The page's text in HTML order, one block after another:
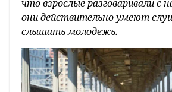
что взрослые разговаривали с
они действительно умеют
слышать молодежь.